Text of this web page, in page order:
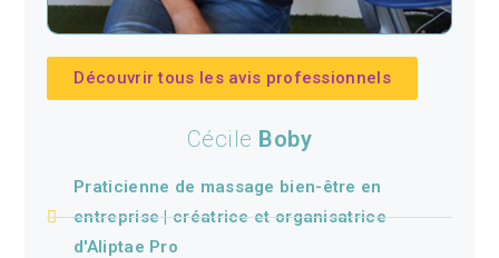
Découvrir tous les avis professionnels
Cécile Boby
Praticienne de massage bien-être en
entreprise | créatrice et organisatrice
d'Aliptae Pro